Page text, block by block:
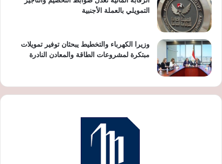
التمويلي بالعملة الأجنبية
وزيرا الكهرباء والتخطيط يبحثان توفير تمويلات
مبتكرة لمشروعات الطاقة والمعادن النادرة